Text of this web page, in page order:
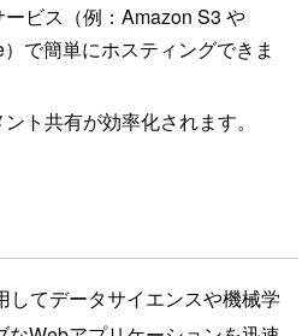
ビス（例：Amazon S3 や
で簡単にホスティングできま
ト共有が効率化されます。
してデータサイエンスや機械学